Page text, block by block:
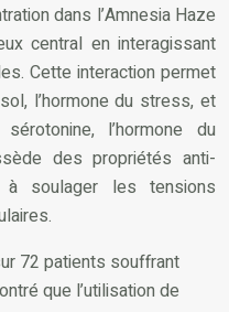
dans l’Amnesia Haze
central en interagissant
Cette interaction permet
l’hormone du stress, et
l’hormone du
des propriétés anti-
à soulager les tensions
72 patients souffrant
que l’utilisation de